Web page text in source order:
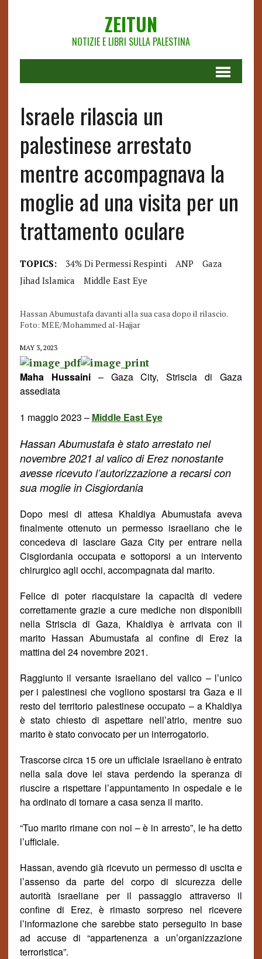
ZEITUN
NOTIZIE E LIBRI SULLA PALESTINA
Israele rilascia un
palestinese arrestato
mentre accompagnava la
moglie ad una visita per un
trattamento oculare
TOPICS: 34% Di Permessi Respinti ANP
Gaza
Jihad Islamica
Middle East Eye
Hassan Abumustafa davanti alla sua casa dopo il rilascio.
Foto: MEE/Mohammed al-Hajjar
MAY 3, 2023
Maha Hussaini– Gaza City, Striscia di Gaza
assediata
1 maggio 2023 – Middle East Eye
Hassan Abumustafa è stato arrestato nel
novembre 2021 al valico di Erez nonostante
avesse ricevuto l’autorizzazione a recarsicon
sua moglie in Cisgiordania
Dopo mesi di attesa Khaldiya Abumustafa aveva
finalmente ottenuto un permesso israeliano che le
concedeva di lasciare Gaza City per entrare nella
Cisgiordania occupata e sottoporsi a un intervento
chirurgico agli occhi, accompagnata dal marito.
Felice di poter riacquistare la capacitàdi vedere
correttamente grazie a cure mediche non disponibili
nella Striscia di Gaza, Khaldiya èarrivata con il
marito Hassan Abumustafa al confine di Erez la
mattina del 24 novembre 2021.
Raggiunto il versante israeliano del valico – l’unico
per i palestinesi che vogliono spostarsi tra Gaza e il
resto del territorio palestinese occupato – a Khaldiya
è stato chiesto di aspettare nell’atrio, mentre suo
marito è stato convocato per un interrogatorio.
Trascorse circa 15 ore un ufficiale israeliano è entrato
nella sala dove lei stava perdendo la speranza di
riuscire a rispettare l’appuntamento in ospedale e le
ha ordinato di tornare a casa senza il marito.
“Tuo marito rimane con noi – è in arresto”, le ha detto
l’ufficiale.
Hassan, avendo già ricevuto un permesso di uscita e
l’assenso da parte del corpo di sicurezza delle
autorità israeliane per il passaggio attraverso il
confine di Erez, è rimasto sorpreso nel ricevere
l’informazione che sarebbe stato perseguito in base
ad accuse di “appartenenza a un’organizzazione
terroristica”.